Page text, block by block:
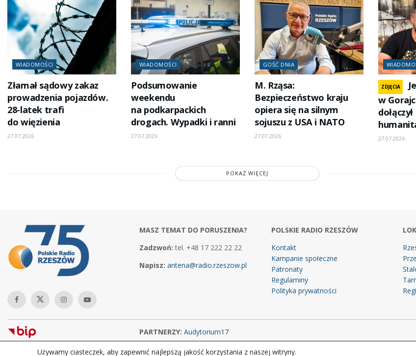
WIADOMOŚCI
Złamał sądowy zakaz
prowadzenia pojazdów.
28-latek trafi
do więzienia
27.07.2026
WIADOMOŚCI
Podsumowanie
weekendu
na podkarpackich
drogach. Wypadki i ranni
27.07.2026
GOŚĆ DNIA
M. Rząsa:
Bezpieczeństwo kraju
opiera się na silnym
sojuszu z USA i NATO
27.07.2026
ZDJĘCIA
w
27.07.2026
POKAŻ WIĘCEJ
MASZ TEMAT DO PORUSZENIA?
Zadzwoń: tel. +48 17 222 22 22
Napisz: antena@radio.rzeszow.pl
POLSKIE RADIO RZESZÓW
Kontakt
Kampanie społeczne
Patronaty
Regulaminy
Polityka prywatności
PARTNERZY: Audytorium17
Używamy ciasteczek, aby zapewnić najlepszą jakość korzystania z naszej witryny.